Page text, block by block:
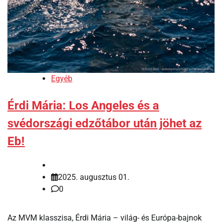
Egyéb
Érdi Mária: Los Angeles és a
svédországi edzőtábor után jöhet az
Eb!
2025. augusztus 01.
0
Az MVM klasszisa, Érdi Mária – világ- és Európa-bajnok